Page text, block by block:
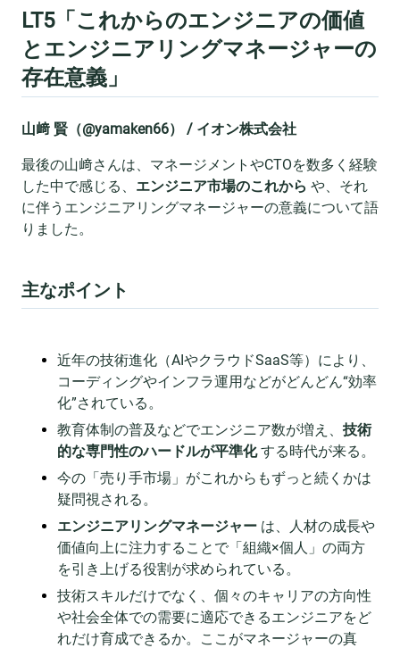
LT5「これからのエンジニアの価値
とエンジニアリングマネージャーの
存在意義」
山﨑 賢（@yamaken66） / イオン株式会社
最後の山﨑さんは、マネージメントやCTOを数多く経験
した中で感じる、 エンジニア市場のこれから や、それ
に伴うエンジニアリングマネージャーの意義について語
りました。
主なポイント
近年の技術進化（AIやクラウドSaaS等）により、
コーディングやインフラ運用などがどんどん“効率
化”されている。
教育体制の普及などでエンジニア数が増え、 技術
的な専門性のハードルが平準化する時代が来る。
今の「売り手市場」がこれからもずっと続くかは
疑問視される。
エンジニアリングマネージャー は、人材の成長や
価値向上に注力することで「組織×個人」の両方
を引き上げる役割が求められている。
技術スキルだけでなく、個々のキャリアの方向性
や社会全体での需要に適応できるエンジニアをど
れだけ育成できるか。ここがマネージャーの真